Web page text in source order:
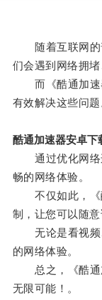
随着互联网的
们会遇到网络拥堵
而《酷通加速
有效解决这些问题
酷通加速器安卓下
通过优化网络
畅的网络体验。
不仅如此，《
制，让您可以随
无论是看视频
的网络体验。
总之，《酷通
无限可能！。